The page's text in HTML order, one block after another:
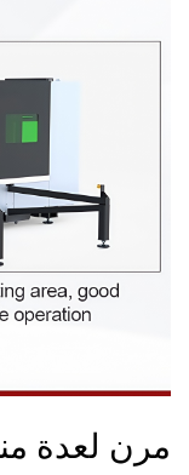
مرن لعدة